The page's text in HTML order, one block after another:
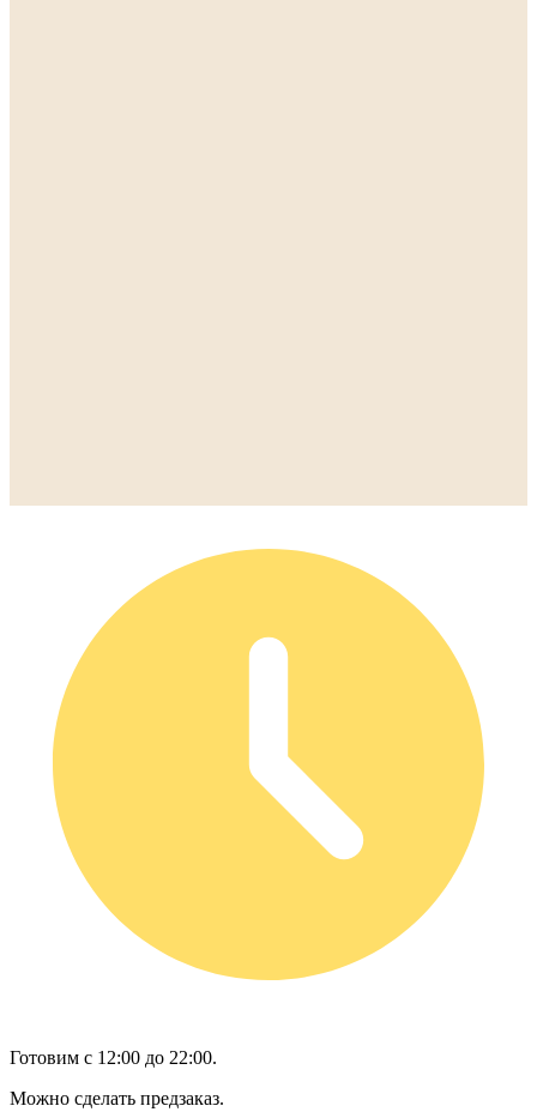
Готовим с 12:00 до 22:00.
Можно сделать предзаказ.